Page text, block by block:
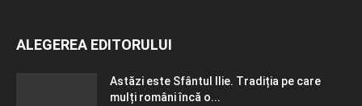
ALEGEREA EDITORULUI
Astăzi este Sfântul Ilie. Tradiția pe care
mulți români încă o...